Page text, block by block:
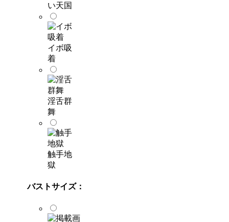
い天国
イボ吸
着
淫舌群
舞
触手地
獄
バストサイズ：